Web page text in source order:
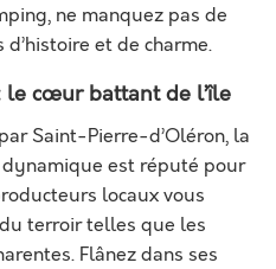
ne manquez pas de
et de charme.
cœur battant de l’île
Saint-Pierre-d’Oléron, la
est réputé pour
locaux vous
terroir telles que les
Flânez dans ses